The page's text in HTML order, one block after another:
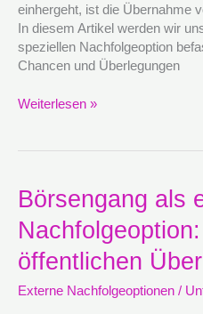
einhergeht, ist die Übernahme
In diesem Artikel werden wir
speziellen Nachfolgeoption
Chancen und Überlegungen
Weiterlesen »
Börsengang als
öffentlichen
Externe Nachfolgeoptionen /
Börsengang
als
externe
Nachfolgeoption:
Der
Weg